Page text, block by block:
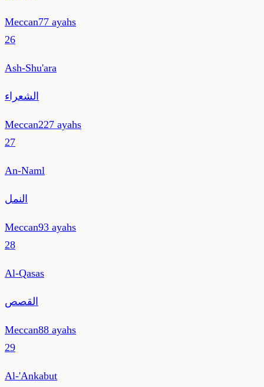
Meccan77 ayahs
26
Ash-Shu'ara
الشعراء
Meccan227 ayahs
27
An-Naml
النمل
Meccan93 ayahs
28
Al-Qasas
القصص
Meccan88 ayahs
29
Al-'Ankabut